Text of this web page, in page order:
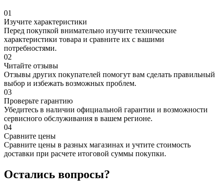
01
Изучите характеристики
Перед покупкой внимательно изучите технические
характеристики товара и сравните их с вашими
потребностями.
02
Читайте отзывы
Отзывы других покупателей помогут вам сделать правильный
выбор и избежать возможных проблем.
03
Проверьте гарантию
Убедитесь в наличии официальной гарантии и возможности
сервисного обслуживания в вашем регионе.
04
Сравните цены
Сравните цены в разных магазинах и учтите стоимость
доставки при расчете итоговой суммы покупки.
Остались вопросы?